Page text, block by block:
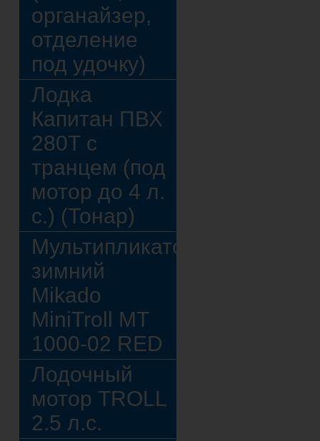
органайзер,
отделение
под удочку)
Лодка
Капитан ПВХ
280Т с
транцем (под
мотор до 4 л.
с.) (Тонар)
Мультипликатор
зимний
Mikado
MiniTroll MT
1000-02 RED
Лодочный
мотор TROLL
2.5 л.с.